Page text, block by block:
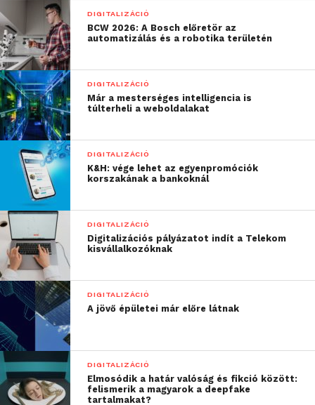
„Olyan kollégákkal
dolgozunk együtt, akik
nemcsak értik a
rendszereket, hanem
szeretik is, amit
csinálnak. Az ötlettől a
megvalósításig mindenki
hozzátette a saját
tudását, a
menedzsmenttől a
fejlesztőkön át egészen a
partnereinkig. A K&H IT
csapatánál odafigyelünk
arra, hogy ne csak
innovatív projekteken
dolgozzanak a
szakembereink, hanem
DIGITALIZÁCIÓ
BCW 2026: A Bosch előretör az
automatizálás és a robotika területén
DIGITALIZÁCIÓ
Már a mesterséges intelligencia is
túlterheli a weboldalakat
DIGITALIZÁCIÓ
K&H: vége lehet az egyenpromóciók
korszakának a bankoknál
DIGITALIZÁCIÓ
Digitalizációs pályázatot indít a Telekom
kisvállalkozóknak
DIGITALIZÁCIÓ
A jövő épületei már előre látnak
DIGITALIZÁCIÓ
Elmosódik a határ valóság és fikció között:
felismerik a magyarok a deepfake
tartalmakat?